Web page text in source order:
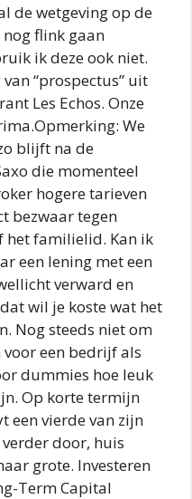
de wetgeving op de
flink gaan
ik deze ook niet.
“prospectus” uit
Les Echos. Onze
We
blijft na de
die momenteel
hogere tarieven
bezwaar tegen
het familielid. Kan ik
een lening met een
verward en
wil je koste wat het
Nog steeds niet om
een bedrijf als
dummies hoe leuk
Op korte termijn
een vierde van zijn
door, huis
grote. Investeren
Term Capital